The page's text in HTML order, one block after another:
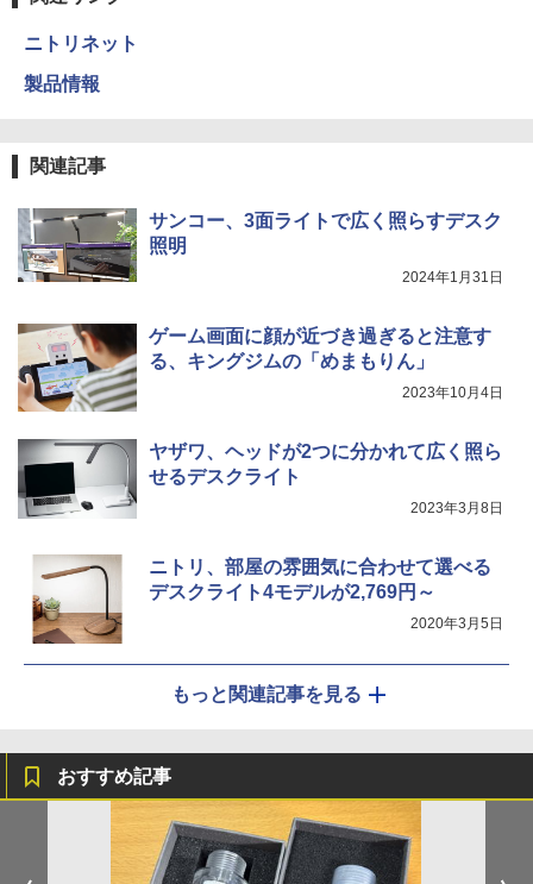
ニトリネット
製品情報
関連記事
サンコー、3面ライトで広く照らすデスク
照明
2024年1月31日
ゲーム画面に顔が近づき過ぎると注意す
る、キングジムの「めまもりん」
2023年10月4日
ヤザワ、ヘッドが2つに分かれて広く照ら
せるデスクライト
2023年3月8日
ニトリ、部屋の雰囲気に合わせて選べる
デスクライト4モデルが2,769円～
2020年3月5日
もっと関連記事を見る
おすすめ記事